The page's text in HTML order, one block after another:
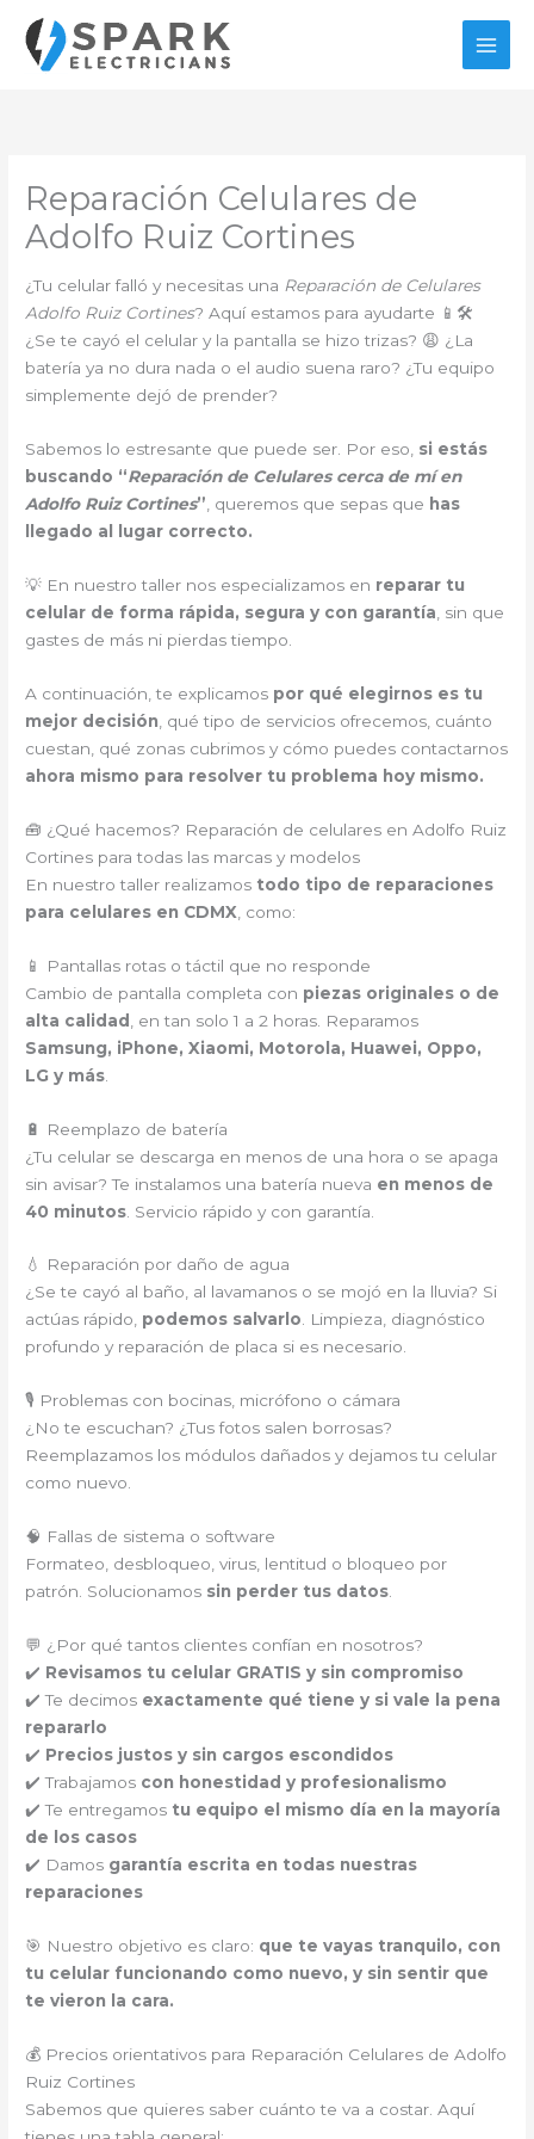
contenido
Reparación Celulares de
Adolfo Ruiz Cortines
¿Tu celular falló y necesitas una Reparación de Celulares
Adolfo Ruiz Cortines? Aquí estamos para ayudarte 📱🛠️
¿Se te cayó el celular y la pantalla se hizo trizas? 😩 ¿La
batería ya no dura nada o el audio suena raro? ¿Tu equipo
simplemente dejó de prender?
Sabemos lo estresante que puede ser. Por eso, si estás
buscando “Reparación de Celulares cerca de mí en
Adolfo Ruiz Cortines” , queremos que sepas que has
llegado al lugar correcto.
💡 En nuestro taller nos especializamos en reparar tu
celular de forma rápida, segura y con garantía , sin que
gastes de más ni pierdas tiempo.
A continuación, te explicamos por qué elegirnos es tu
mejor decisión , qué tipo de servicios ofrecemos, cuánto
cuestan, qué zonas cubrimos y cómo puedes contactarnos
ahora mismo para resolver tu problema hoy mismo.
🧰 ¿Qué hacemos? Reparación de celulares en Adolfo Ruiz
Cortines para todas las marcas y modelos
En nuestro taller realizamos todo tipo de reparaciones
para celulares en CDMX , como:
📱 Pantallas rotas o táctil que no responde
Cambio de pantalla completa con piezas originales o de
alta calidad
, en tan solo 1 a 2 horas. Reparamos
Samsung, iPhone, Xiaomi, Motorola, Huawei, Oppo,
LG y más
🔋 Reemplazo de batería
¿Tu celular se descarga en menos de una hora o se apaga
sin avisar? Te instalamos una batería nueva en menos de
40 minutos . Servicio rápido y con garantía.
💧 Reparación por daño de agua
¿Se te cayó al baño, al lavamanos o se mojó en la lluvia? Si
actúas rápido, podemos salvarlo. Limpieza, diagnóstico
profundo y reparación de placa si es necesario.
🎙️ Problemas con bocinas, micrófono o cámara
¿No te escuchan? ¿Tus fotos salen borrosas?
Reemplazamos los módulos dañados y dejamos tu celular
como nuevo.
🧠 Fallas de sistema o software
Formateo, desbloqueo, virus, lentitud o bloqueo por
patrón. Solucionamos sin perder tus datos
💬 ¿Por qué tantos clientes confían en nosotros?
✔️ Revisamos tu celular GRATIS y sin compromiso
✔️ Te decimos exactamente qué tiene y si vale la pena
repararlo
✔️ Precios justos y sin cargos escondidos
✔️ Trabajamos con honestidad y profesionalismo
✔️ Te entregamos tu equipo el mismo día en la mayoría
de los casos
✔️ Damos garantía escrita en todas nuestras
reparaciones
🎯 Nuestro objetivo es claro: que te vayas tranquilo, con
tu celular funcionando como nuevo, y sin sentir que
te vieron la cara.
💰 Precios orientativos para Reparación Celulares de Adolfo
Ruiz Cortines
Sabemos que quieres saber cuánto te va a costar. Aquí